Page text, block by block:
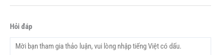
Hỏi đáp